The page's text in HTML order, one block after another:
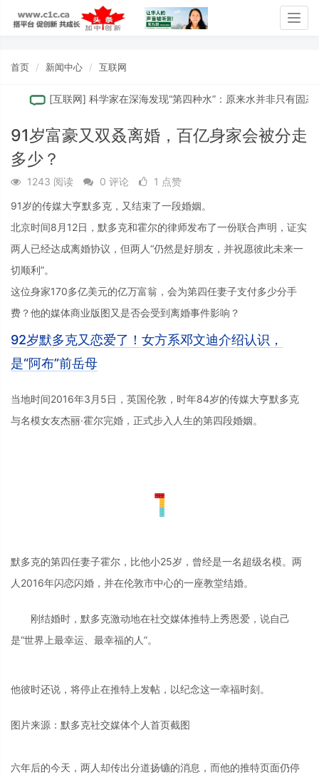
首页 新闻中心 互联网
[互联网] 科学家在深海发现“第四种水”：原来水并非只有固态、
91岁富豪又双叒离婚，百亿身家会被分走
多少？
1243 阅读 0 评论
1 点赞
91岁的传媒大亨默多克，又结束了一段婚姻。
北京时间8月12日，默多克和霍尔的律师发布了一份联合声明，证实
两人已经达成离婚协议，但两人“仍然是好朋友，并祝愿彼此未来一
切顺利”。
这位身家170多亿美元的亿万富翁，会为第四任妻子支付多少分手
费？他的媒体商业版图又是否会受到离婚事件影响？
92岁默多克又恋爱了！女方系邓文迪介绍认识，
是“阿布”前岳母
当地时间2016年3月5日，英国伦敦，时年84岁的传媒大亨默多克
与名模女友杰丽·霍尔完婚，正式步入人生的第四段婚姻。
默多克的第四任妻子霍尔，比他小25岁，曾经是一名超级名模。两
人2016年闪恋闪婚，并在伦敦市中心的一座教堂结婚。
刚结婚时，默多克激动地在社交媒体推特上秀恩爱，说自己
是“世界上最幸运、最幸福的人”。
他彼时还说，将停止在推特上发帖，以纪念这一幸福时刻。
图片来源：默多克社交媒体个人首页截图
六年后的今天，两人却传出分道扬镳的消息，而他的推特页面仍停